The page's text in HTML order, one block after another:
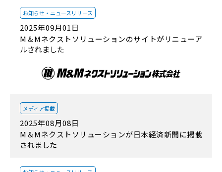
2025年09月01日
お知らせ・ ニュースリリース
M＆Mネクストソリューションのサイトがリニューア
ルされました
2025年08月08日
メディア掲載
M＆Mネクストソリューションが日本経済新聞に掲載
されました